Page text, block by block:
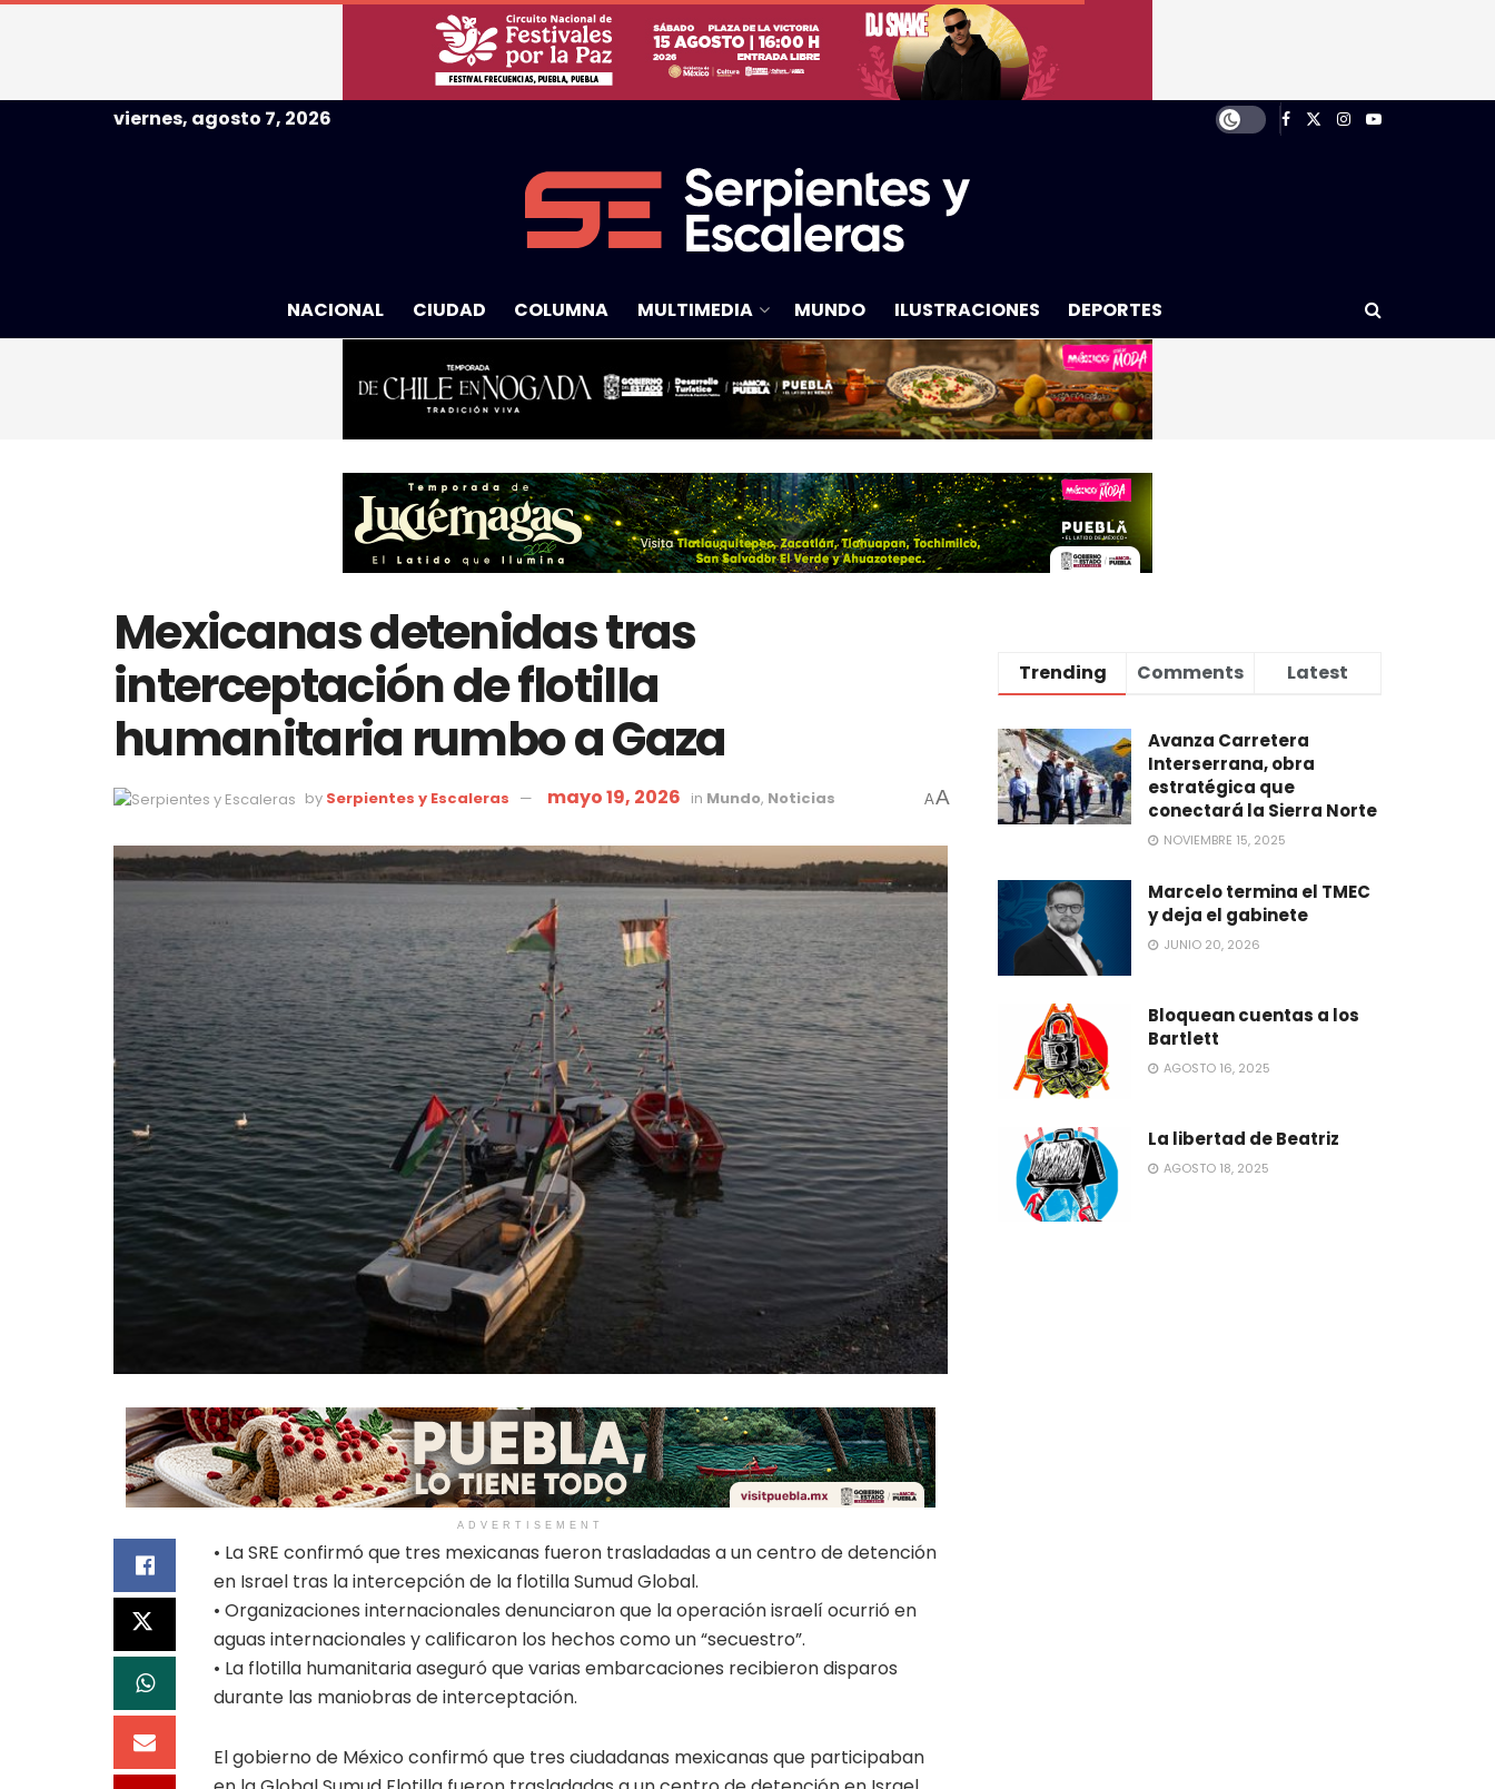
viernes, agosto 7, 2026
NACIONAL CIUDAD COLUMNA MULTIMEDIA MUNDO ILUSTRACIONES DEPORTES
Mexicanas detenidas tras
interceptación de flotilla
humanitaria rumbo a Gaza
by Serpientes y Escaleras mayo 19, 2026 in Mundo, Noticias AA
ADVERTISEMENT
• La SRE confirmó que tres mexicanas fueron trasladadas a un centro de detención
en Israel tras la intercepción de la flotilla Sumud Global.
• Organizaciones internacionales denunciaron que la operación israelí ocurrió en
aguas internacionales y calificaron los hechos como un “secuestro”.
• La flotilla humanitaria aseguró que varias embarcaciones recibieron disparos
durante las maniobras de interceptación.
El gobierno de México confirmó que tres ciudadanas mexicanas que participaban
Trending Comments Latest
Avanza Carretera
Interserrana, obra
estratégica que
conectará la Sierra Norte
NOVIEMBRE 15, 2025
Marcelo termina el TMEC
y deja el gabinete
JUNIO 20, 2026
Bloquean cuentas a los
Bartlett
AGOSTO 16, 2025
La libertad de Beatriz
AGOSTO 18, 2025